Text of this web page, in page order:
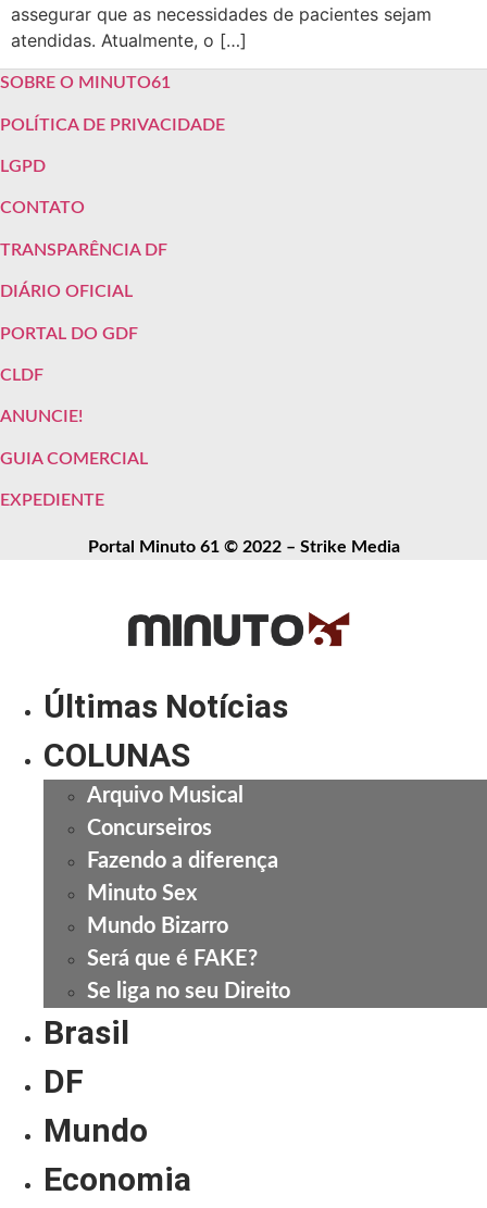
assegurar que as necessidades de pacientes sejam
atendidas. Atualmente, o […]
SOBRE O MINUTO61
POLÍTICA DE PRIVACIDADE
LGPD
CONTATO
TRANSPARÊNCIA DF
DIÁRIO OFICIAL
PORTAL DO GDF
CLDF
ANUNCIE!
GUIA COMERCIAL
EXPEDIENTE
Portal Minuto 61 © 2022 – Strike Media
Últimas Notícias
COLUNAS
Arquivo Musical
Concurseiros
Fazendo a diferença
Minuto Sex
Mundo Bizarro
Será que é FAKE?
Se liga no seu Direito
Brasil
DF
Mundo
Economia